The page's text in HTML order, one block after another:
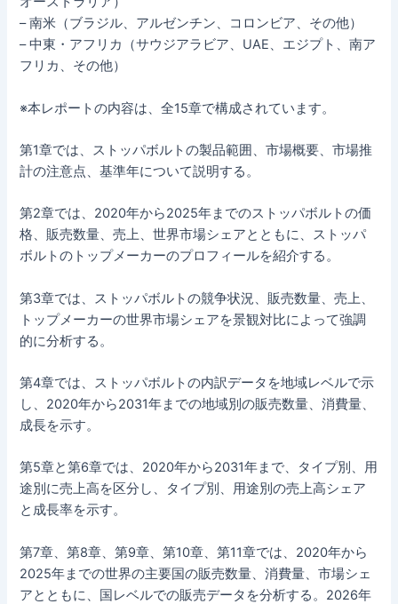
– 南米（ブラジル、アルゼンチン、コロンビア、その他）
– 中東・アフリカ（サウジアラビア、UAE、エジプト、南ア
フリカ、その他）
※本レポートの内容は、全15章で構成されています。
第1章では、ストッパボルトの製品範囲、市場概要、市場推
計の注意点、基準年について説明する。
第2章では、2020年から2025年までのストッパボルトの価
格、販売数量、売上、世界市場シェアとともに、ストッパ
ボルトのトップメーカーのプロフィールを紹介する。
第3章では、ストッパボルトの競争状況、販売数量、売上、
トップメーカーの世界市場シェアを景観対比によって強調
的に分析する。
第4章では、ストッパボルトの内訳データを地域レベルで示
し、2020年から2031年までの地域別の販売数量、消費量、
成長を示す。
第5章と第6章では、2020年から2031年まで、タイプ別、用
途別に売上高を区分し、タイプ別、用途別の売上高シェア
と成長率を示す。
第7章、第8章、第9章、第10章、第11章では、2020年から
2025年までの世界の主要国の販売数量、消費量、市場シェ
アとともに、国レベルでの販売データを分析する。2026年